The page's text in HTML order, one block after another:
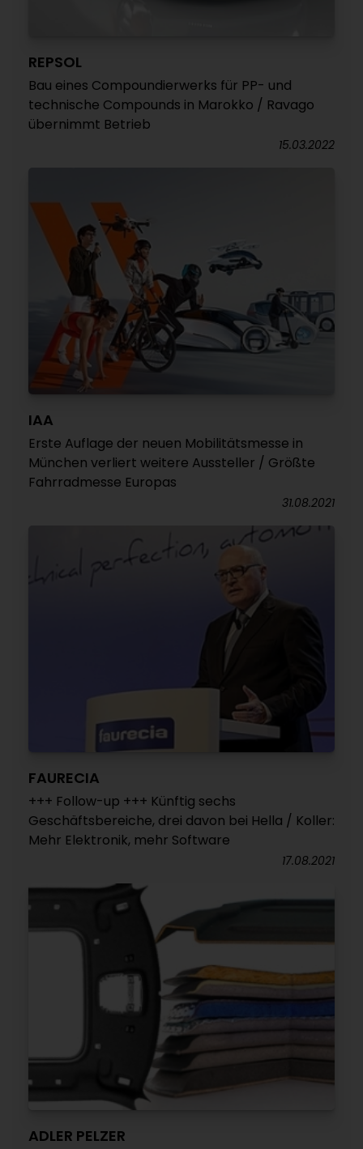
REPSOL
Bau eines Compoundierwerks für PP- und
technische Compounds in Marokko / Ravago
übernimmt Betrieb
15.03.2022
IAA
Erste Auflage der neuen Mobilitätsmesse in
München verliert weitere Aussteller / Größte
Fahrradmesse Europas
31.08.2021
FAURECIA
+++ Follow-up +++ Künftig sechs
Geschäftsbereiche, drei davon bei Hella / Koller:
Mehr Elektronik, mehr Software
17.08.2021
ADLER PELZER